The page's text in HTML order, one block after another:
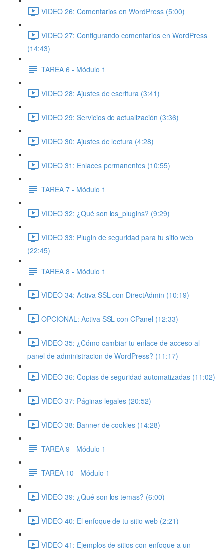
VIDEO 26: Comentarios en WordPress (5:00)
VIDEO 27: Configurando comentarios en WordPress
(14:43)
TAREA 6 - Módulo 1
VIDEO 28: Ajustes de escritura (3:41)
VIDEO 29: Servicios de actualización (3:36)
VIDEO 30: Ajustes de lectura (4:28)
VIDEO 31: Enlaces permanentes (10:55)
TAREA 7 - Módulo 1
VIDEO 32: ¿Qué son los_plugins? (9:29)
VIDEO 33: Plugin de seguridad para tu sitio web
(22:45)
TAREA 8 - Módulo 1
VIDEO 34: Activa SSL con DirectAdmin (10:19)
OPCIONAL: Activa SSL con CPanel (12:33)
VIDEO 35: ¿Cómo cambiar tu enlace de acceso al
panel de administracion de WordPress? (11:17)
VIDEO 36: Copias de seguridad automatizadas (11:02)
VIDEO 37: Páginas legales (20:52)
VIDEO 38: Banner de cookies (14:28)
TAREA 9 - Módulo 1
TAREA 10 - Módulo 1
VIDEO 39: ¿Qué son los temas? (6:00)
VIDEO 40: El enfoque de tu sitio web (2:21)
VIDEO 41: Ejemplos de sitios con enfoque a un